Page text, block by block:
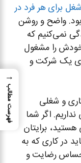
برای هر فرد در
بود. واضح و روشن
نمی‌کنیم که
را مشغول
یک شرکت و
و شغلی
اگر شما
برایتان
در کاری که به
رضایت و
→
فهرست مطالب